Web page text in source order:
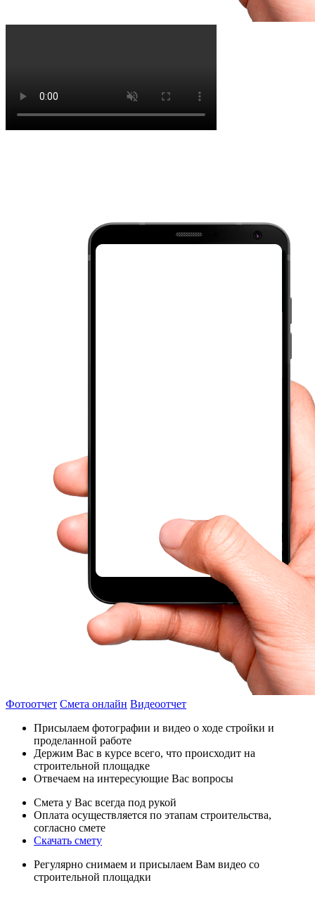
Фотоотчет Смета онлайн Видеоотчет
Присылаем фотографии и видео о ходе стройки и
проделанной работе
Держим Вас в курсе всего, что происходит на
строительной площадке
Отвечаем на интересующие Вас вопросы
Смета у Вас всегда под рукой
Оплата осуществляется по этапам строительства,
согласно смете
Скачать смету
Регулярно снимаем и присылаем Вам видео со
строительной площадки